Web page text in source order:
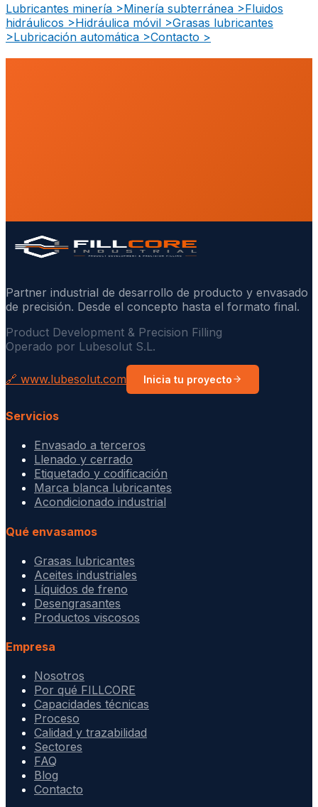
Lubricantes minería >Minería subterránea >Fluidos
hidráulicos >Hidráulica móvil >Grasas lubricantes
>Lubricación automática >Contacto >
Partner industrial de desarrollo de producto y envasado
de precisión. Desde el concepto hasta el formato final.
Product Development & Precision Filling
Operado por Lubesolut S.L.
🔗 www.lubesolut.com Inicia tu proyecto
Servicios
Envasado a terceros
Llenado y cerrado
Etiquetado y codificación
Marca blanca lubricantes
Acondicionado industrial
Qué envasamos
Grasas lubricantes
Aceites industriales
Líquidos de freno
Desengrasantes
Productos viscosos
Empresa
Nosotros
Por qué FILLCORE
Capacidades técnicas
Proceso
Calidad y trazabilidad
Sectores
FAQ
Blog
Contacto